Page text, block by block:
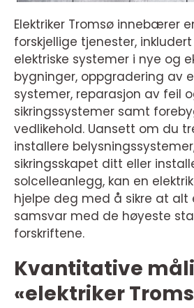
Elektriker Tromsø innebærer
forskjellige tjenester,
elektriske systemer i nye og
bygninger, oppgradering av
systemer, reparasjon av feil
sikringssystemer samt
vedlikehold. Uansett om du
installere
sikringsskapet ditt eller
solcelleanlegg, kan en
hjelpe deg med å sikre at alt
samsvar med de høyeste
forskriftene.
Kvantitative
«elektriker